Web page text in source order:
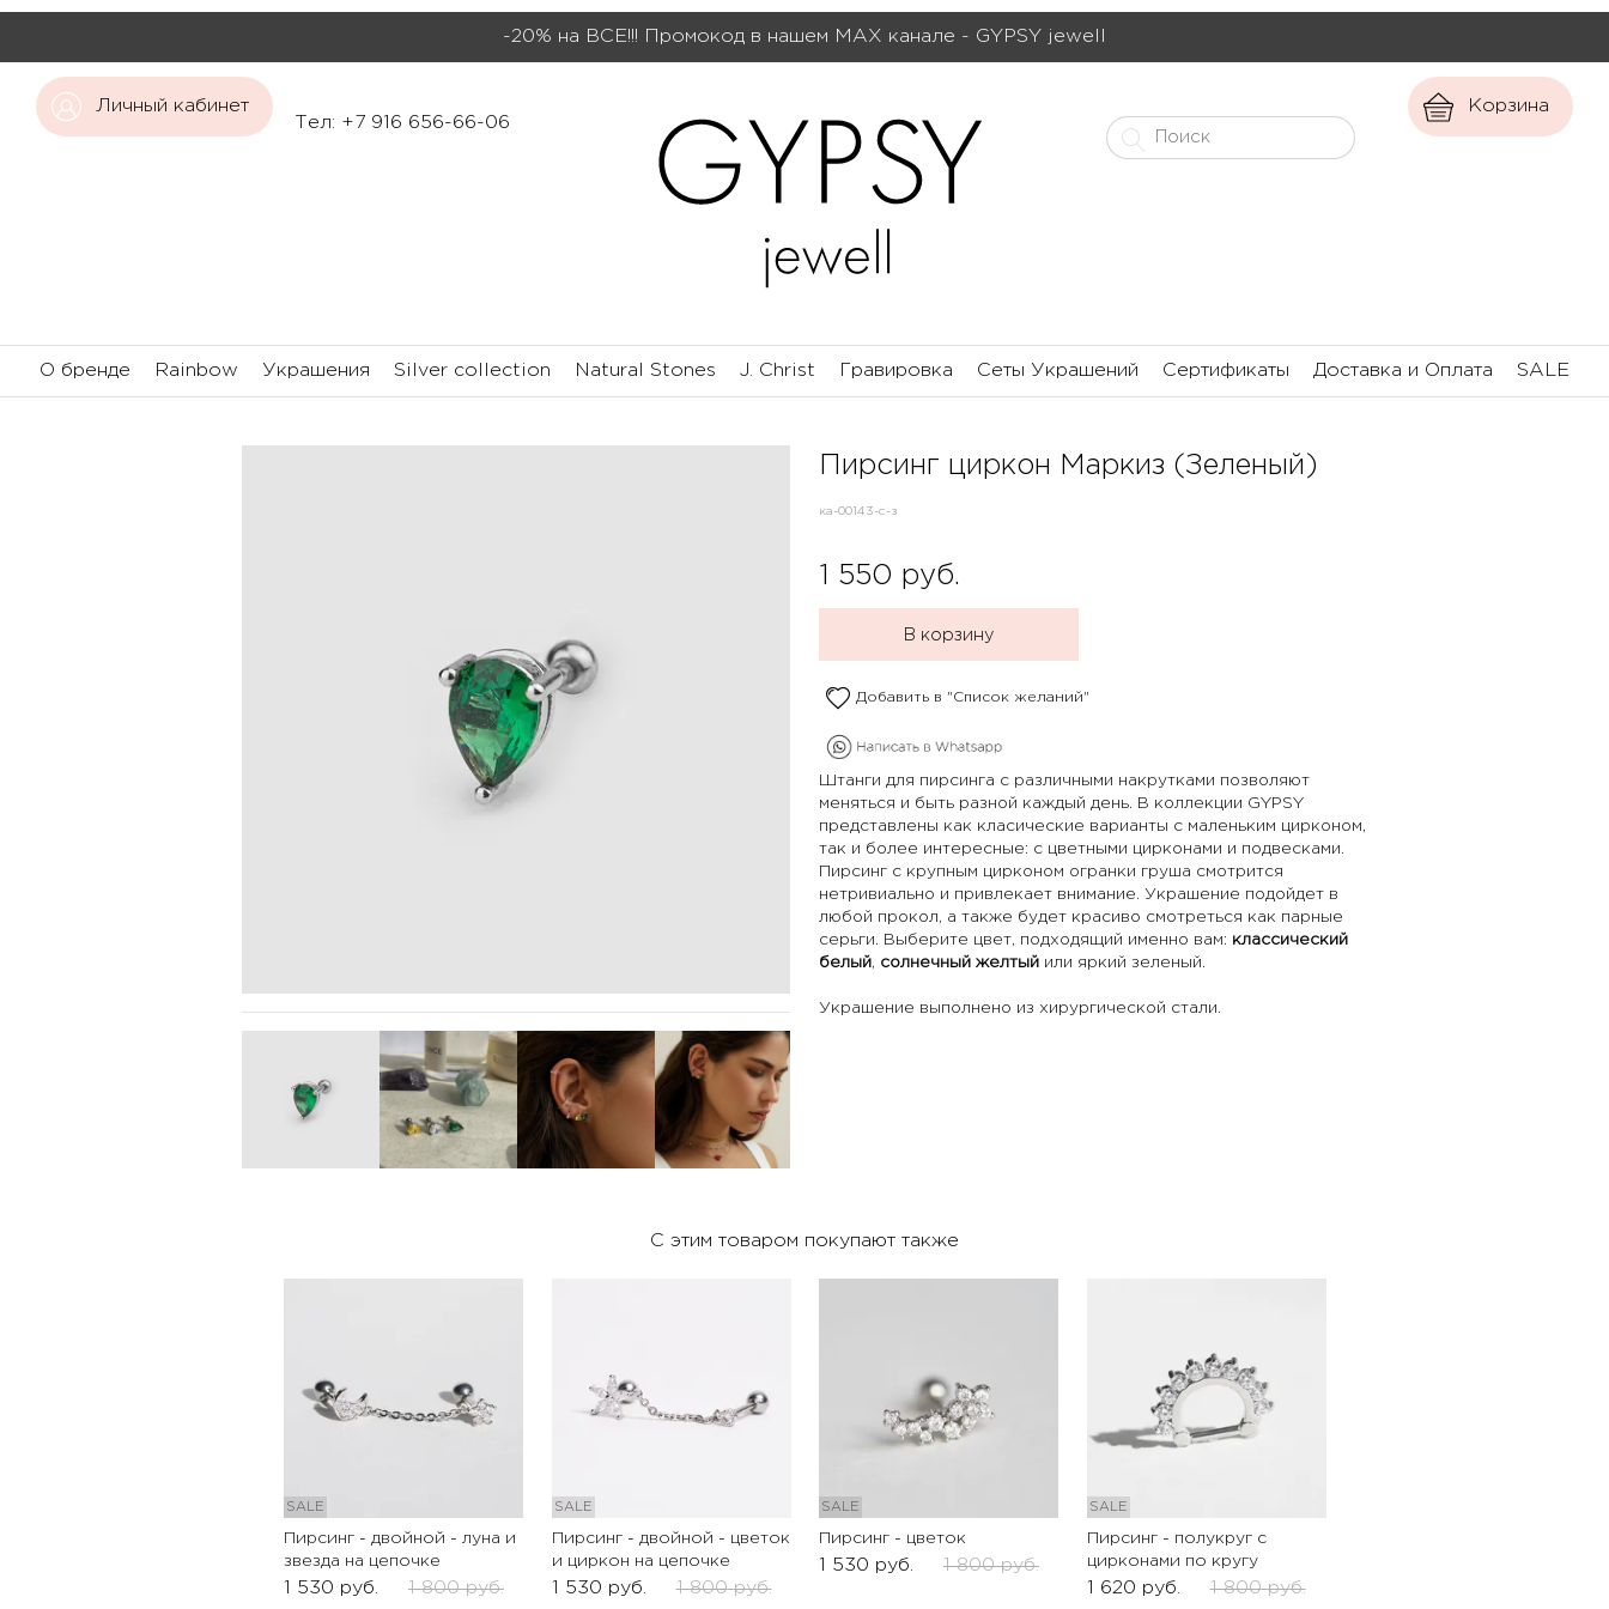
-20% на ВСЕ!!! Промокод в нашем МАХ канале - GYPSY jewell
Тел: +7 916 656-66-06
Корзина
О бренде Rainbow Украшения Silver collection Natural Stones J. Christ Гравировка Сеты Украшений Сертификаты Доставка и Оплата SALE
Пирсинг циркон Маркиз (Зеленый)
ка-00143-с-з
1 550 руб.
В корзину
Добавить в "Список желаний"
Штанги для пирсинга с различными накрутками позволяют
меняться и быть разной каждый день. В коллекции GYPSY
представлены как класические варианты с маленьким цирконом,
так и более интересные: с цветными цирконами и подвесками.
Пирсинг с крупным цирконом огранки груша смотрится
нетривиально и привлекает внимание. Украшение подойдет в
любой прокол, а также будет красиво смотреться как парные
серьги. Выберите цвет, подходящий именно вам: классический
белый, солнечный желтый или яркий зеленый.
Украшение выполнено из хирургической стали.
С этим товаром покупают также
SALE
Пирсинг - двойной - луна и
звезда на цепочке
1 530 руб. 1 800 руб.
SALE
Пирсинг - двойной - цветок
и циркон на цепочке
1 530 руб. 1 800 руб.
SALE
Пирсинг - цветок
1 530 руб. 1 800 руб.
SALE
Пирсинг - полукруг с
цирконами по кругу
1 620 руб. 1 800 руб.
Личный кабинет